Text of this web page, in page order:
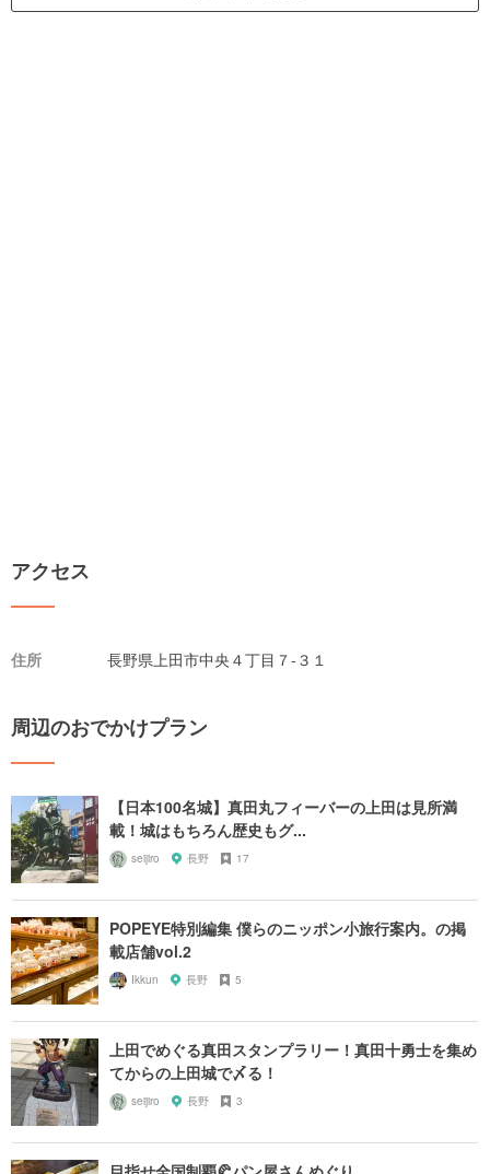
アクセス
住所 長野県上田市中央４丁目７-３１
周辺のおでかけプラン
【日本100名城】真田丸フィーバーの上田は見所満
載！城はもちろん歴史もグ...
seijiro 長野 17
POPEYE特別編集 僕らのニッポン小旅行案内。の掲
載店舗vol.2
Ikkun 長野 5
上田でめぐる真田スタンプラリー！真田十勇士を集め
てからの上田城で〆る！
seijiro 長野 3